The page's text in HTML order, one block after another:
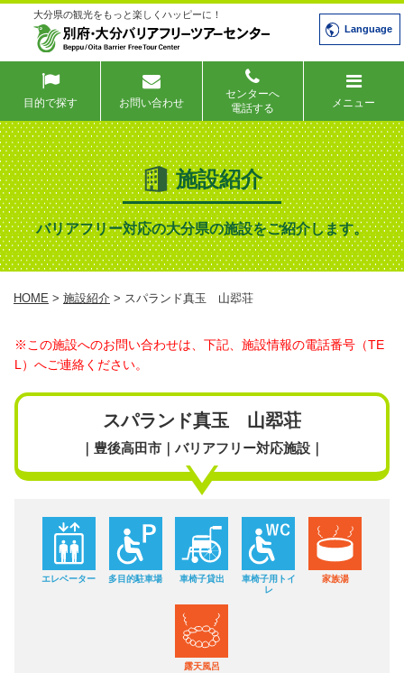
大分県の観光をもっと楽しくハッピーに！
Language
目的で探す お問い合わせ
センターへ
電話する
メニュー
施設紹介
バリアフリー対応の大分県の施設をご紹介します。
HOME > 施設紹介 > スパランド真玉 山翆荘
※この施設へのお問い合わせは、下記、施設情報の電話番号（TE
L）へご連絡ください。
スパランド真玉 山翆荘
｜豊後高田市｜バリアフリー対応施設｜
エレベーター 多目的駐車場 車椅子貸出
車椅子用トイ
レ
家族湯
露天風呂